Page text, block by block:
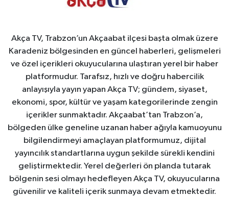
Akça TV, Trabzon’un Akçaabat ilçesi başta olmak üzere
Karadeniz bölgesinden en güncel haberleri, gelişmeleri
ve özel içerikleri okuyucularına ulaştıran yerel bir haber
platformudur. Tarafsız, hızlı ve doğru habercilik
anlayışıyla yayın yapan Akça TV; gündem, siyaset,
ekonomi, spor, kültür ve yaşam kategorilerinde zengin
içerikler sunmaktadır. Akçaabat’tan Trabzon’a,
bölgeden ülke geneline uzanan haber ağıyla kamuoyunu
bilgilendirmeyi amaçlayan platformumuz, dijital
yayıncılık standartlarına uygun şekilde sürekli kendini
geliştirmektedir. Yerel değerleri ön planda tutarak
bölgenin sesi olmayı hedefleyen Akça TV, okuyucularına
güvenilir ve kaliteli içerik sunmaya devam etmektedir.